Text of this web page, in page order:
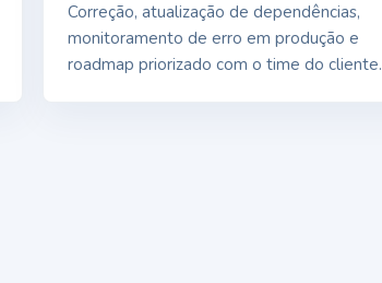
Correção, atualização de dependências,
monitoramento de erro em produção e
roadmap priorizado com o time do cliente.